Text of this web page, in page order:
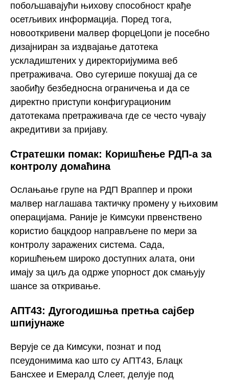
побољшавајући њихову способност крађе
осетљивих информација. Поред тога,
новооткривени малвер форцеЦопи је посебно
дизајниран за издвајање датотека
ускладиштених у директоријумима веб
претраживача. Ово сугерише покушај да се
заобиђу безбедносна ограничења и да се
директно приступи конфигурационим
датотекама претраживача где се често чувају
акредитиви за пријаву.
Стратешки помак: Коришћење РДП-а за
контролу домаћина
Ослањање групе на РДП Враппер и проки
малвер наглашава тактичку промену у њиховим
операцијама. Раније је Кимсуки првенствено
користио бацкдоор направљене по мери за
контролу заражених система. Сада,
коришћењем широко доступних алата, они
имају за циљ да одрже упорност док смањују
шансе за откривање.
АПТ43: Дугогодишња претња сајбер
шпијунаже
Верује се да Кимсуки, познат и под
псеудонимима као што су АПТ43, Блацк
Бансхее и Емералд Слеет, делује под